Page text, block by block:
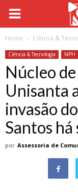
Home Ciência &
Ciência & Tecnologia NPH
Núcleo
Unisanta
invasão
Santos há
por Assessoria de